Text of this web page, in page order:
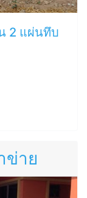
2 แผ่นทึบ
ข่าย